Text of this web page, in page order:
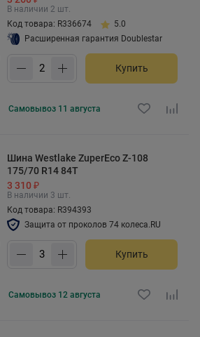
В наличии 2 шт.
Код товара: R336674
5.0
Расширенная гарантия Doublestar
Купить
Самовывоз 11 августа
Шина Westlake ZuperEco Z-108
175/70 R14 84T
3 310 ₽
В наличии 3 шт.
Код товара: R394393
Защита от проколов 74 колеса.RU
Купить
Самовывоз 12 августа